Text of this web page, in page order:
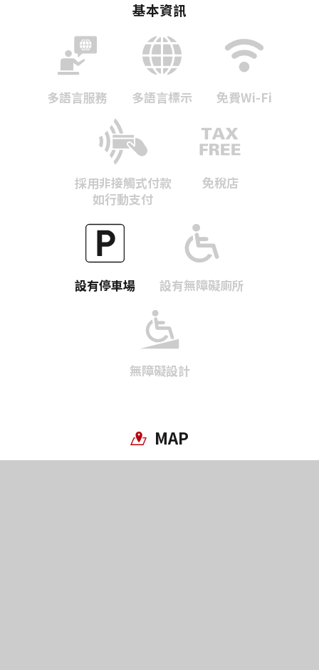
基本資訊
多語言服務 多語言標示 免費Wi-Fi
採用非接觸式付款
如行動支付
免稅店
設有停車場 設有無障礙廁所
無障礙設計
MAP
Twitter分享
複製連結